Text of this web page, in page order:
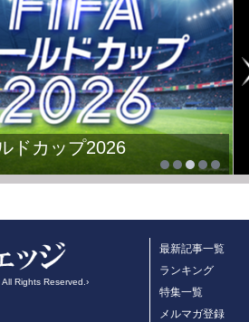
ドカップ2026
Rights Reserved.›
最新記事一覧
ランキング
特集一覧
メルマガ登録